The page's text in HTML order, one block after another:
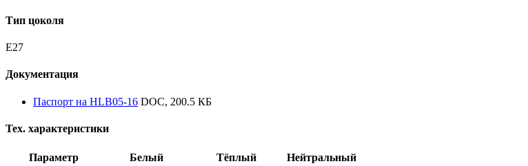
Тип цоколя
E27
Документация
Паспорт на HLB05-16 DOC, 200.5 КБ
Тех. характеристики
Параметр Белый Тёплый
Нейтральный